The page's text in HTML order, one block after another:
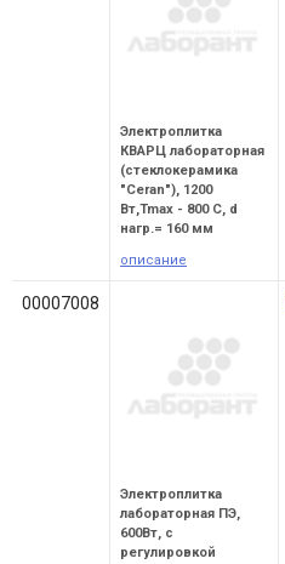
Электроплитка
КВАРЦ лабораторная
(стеклокерамика
"Ceran"), 1200
Вт,Tmax - 800 C, d
нагр.= 160 мм
описание
00007008
Электроплитка
лабораторная ПЭ,
600Вт, с
регулировкой